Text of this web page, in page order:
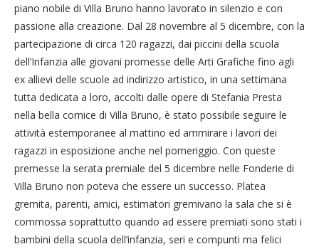
piano nobile di Villa Bruno hanno lavorato in silenzio e con
passione alla creazione. Dal 28 novembre al 5 dicembre, con la
partecipazione di circa 120 ragazzi, dai piccini della scuola
dell’Infanzia alle giovani promesse delle Arti Grafiche fino agli
ex allievi delle scuole ad indirizzo artistico, in una settimana
tutta dedicata a loro, accolti dalle opere di Stefania Presta
nella bella cornice di Villa Bruno, è stato possibile seguire le
attività estemporanee al mattino ed ammirare i lavori dei
ragazzi in esposizione anche nel pomeriggio. Con queste
premesse la serata premiale del 5 dicembre nelle Fonderie di
Villa Bruno non poteva che essere un successo. Platea
gremita, parenti, amici, estimatori gremivano la sala che si è
commossa soprattutto quando ad essere premiati sono stati i
bambini della scuola dell’infanzia, seri e compunti ma felici